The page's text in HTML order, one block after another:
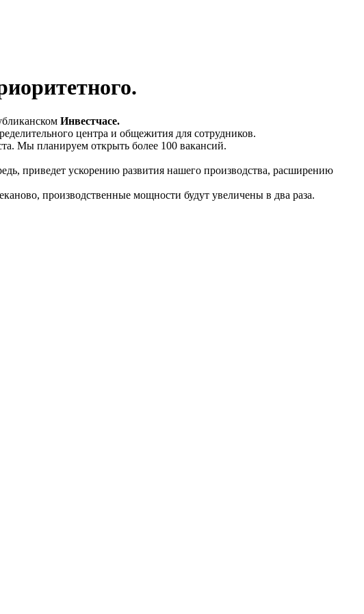
Инвестчасе.
центра и общежития для сотрудников.
Мы планируем открыть более 100 вакансий.
приведет ускорению развития нашего производства, расширению
производственные мощности будут увеличены в два раза.